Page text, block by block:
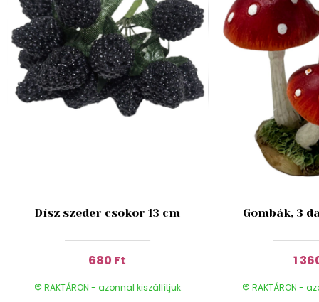
Dísz szeder csokor 13 cm
680 Ft
RAKTÁRON - azonnal kiszállítjuk
Gombák, 3
1
RAKTÁRON -